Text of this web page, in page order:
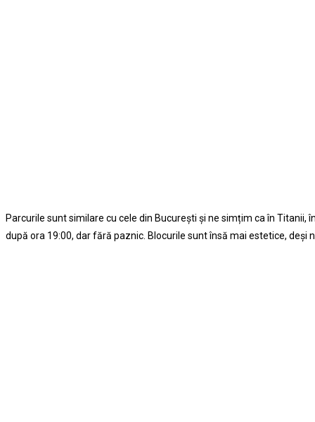
Parcurile sunt similare cu cele din Bucureşti şi ne simțim ca în
după ora 19:00, dar fără paznic. Blocurile sunt însă mai estetice, deşi